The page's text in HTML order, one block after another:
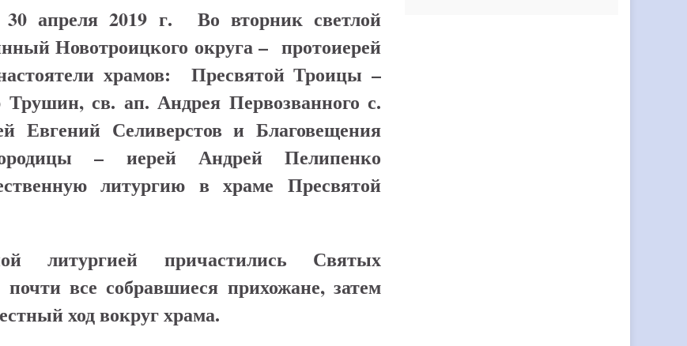
апреля 2019 г. Во вторник светлой
Новотроицкого округа – протоиерей
храмов: Пресвятой Троицы –
Трушин, св. ап. Андрея Первозванного с.
Евгений Селиверстов и Благовещения
– иерей Андрей Пелипенко
литургию в храме Пресвятой
литургией причастились Святых
все собравшиеся прихожане, затем
ход вокруг храма.